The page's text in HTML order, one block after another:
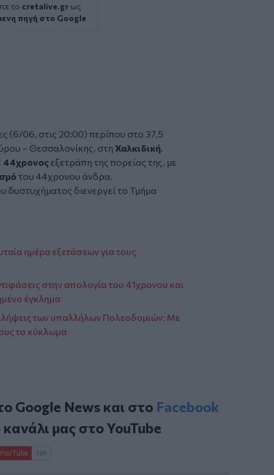
το cretalive.gr ως
πηγή στο Google
(6/06, στις 20:00) περίπου στο 37,5
– Θεσσαλονίκης, στη Χαλκιδική.
44χρονος εξετράπη της πορείας της, με
του 44χρονου άνδρα.
δυστυχήματος διενεργεί το Τμήμα
ημέρα εξετάσεων για τους
στην απολογία του 41χρονου και
έγκλημα
των υπαλλήλων Πολεοδομιών: Με
το κύκλωμα
Google Newsκαι στο Facebook
μας στοYouTube